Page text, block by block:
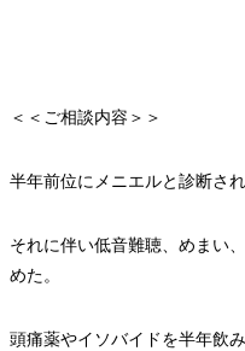
＜＜ご相談内容＞＞
半年前位にメニエルと診断され
それに伴い低音難聴、めまい
めた。
頭痛薬やイソバイドを半年飲